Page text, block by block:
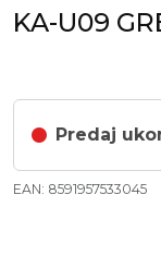
KA-U09
Predaj
EAN: 8591957533045